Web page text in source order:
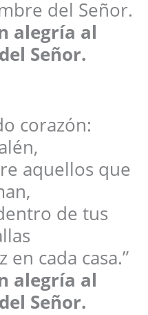
del Señor.
alegría al
Señor.
corazón:
aquellos que
de tus
cada casa.”
alegría al
Señor.